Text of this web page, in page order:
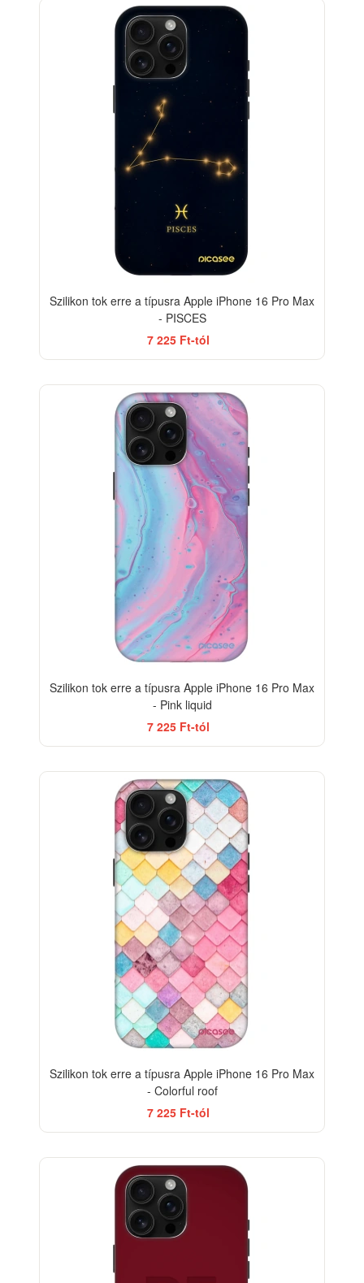
Szilikon tok erre a típusra Apple iPhone 16 Pro Max
- PISCES
7 225 Ft-tól
Szilikon tok erre a típusra Apple iPhone 16 Pro Max
- Pink liquid
7 225 Ft-tól
Szilikon tok erre a típusra Apple iPhone 16 Pro Max
- Colorful roof
7 225 Ft-tól